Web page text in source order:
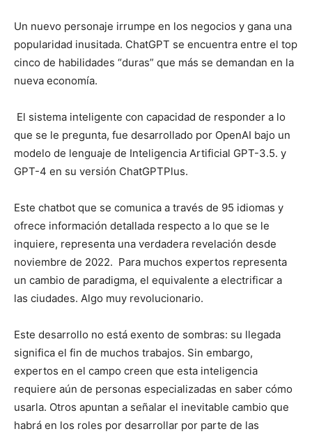
Un nuevo personaje irrumpe en los negocios y gana una
popularidad inusitada. ChatGPT se encuentra entre el top
cinco de habilidades “duras” que más se demandan en la
nueva economía.
El sistema inteligente con capacidad de responder a lo
que se le pregunta, fue desarrollado por OpenAI bajo un
modelo de lenguaje de Inteligencia Artificial GPT-3.5. y
GPT-4 en su versión ChatGPTPlus.
Este chatbot que se comunica a través de 95 idiomas y
ofrece información detallada respecto a lo que se le
inquiere, representa una verdadera revelación desde
noviembre de 2022. Para muchos expertos representa
un cambio de paradigma, el equivalente a electrificar a
las ciudades. Algo muy revolucionario.
Este desarrollo no está exento de sombras: su llegada
significa el fin de muchos trabajos. Sin embargo,
expertos en el campo creen que esta inteligencia
requiere aún de personas especializadas en saber cómo
usarla. Otros apuntan a señalar el inevitable cambio que
habrá en los roles por desarrollar por parte de las